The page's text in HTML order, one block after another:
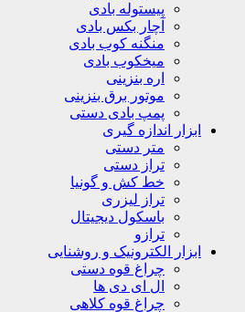
پیستوله بادی
آچار بکس بادی
منگنه کوب بادی
میخکوب بادی
اره بنزینی
موتور برق بنزینی
پمپ بادی دستی
ابزار اندازه گیری
متر دستی
تراز دستی
خط کش و گونیا
تراز لیزری
باسکول دیجیتال
ترازو
ابزار الکترونیک و روشنایی
چراغ قوه دستی
ال ای دی ها
چراغ قوه کلاهی